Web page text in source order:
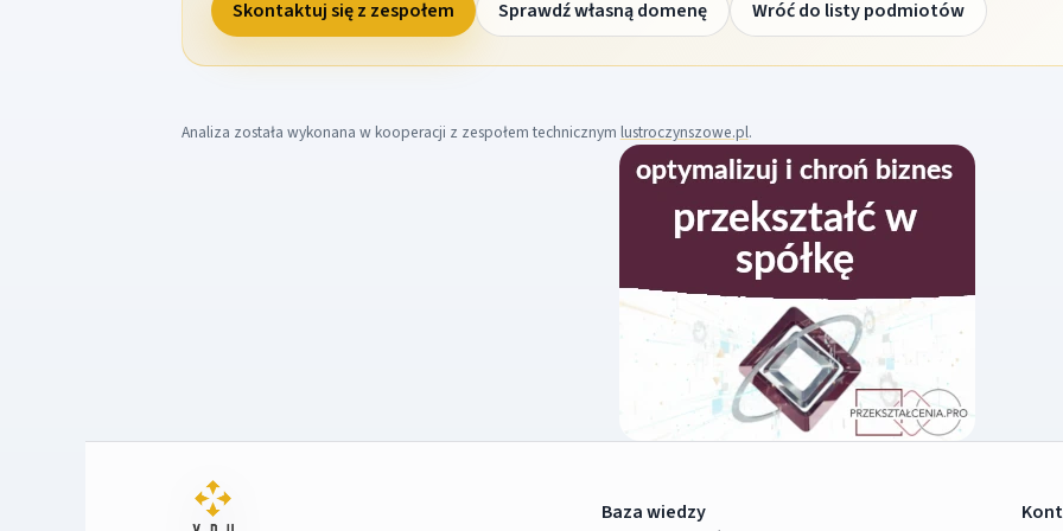
Skontaktuj się z zespołem Sprawdź własną domenę Wróć do listy podmiotów
Analiza została wykonana w kooperacji z zespołem technicznym lustroczynszowe.pl.
Baza wiedzy